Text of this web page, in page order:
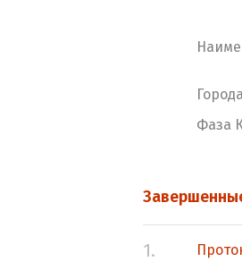
Города
Фаза
1.